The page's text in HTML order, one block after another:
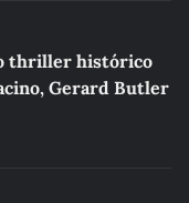
thriller histórico
Gerard Butler